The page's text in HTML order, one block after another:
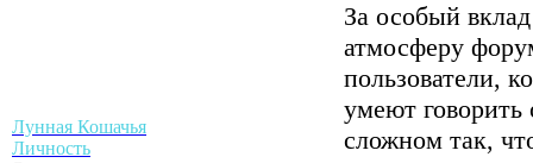
Лунная Кошачья
Личность
За особый
атмосферу
пользователи,
умеют говорить
сложном так,